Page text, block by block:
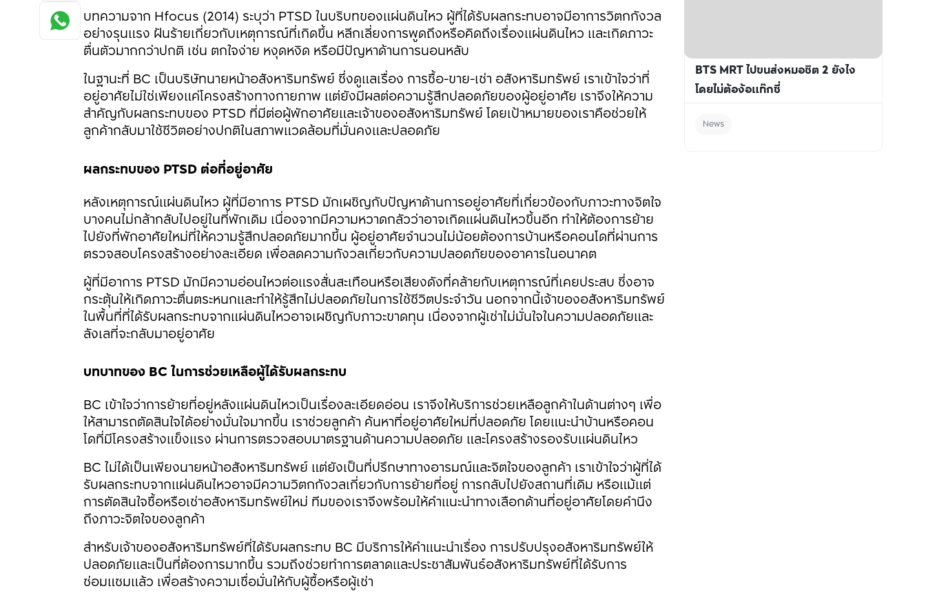
บทความจาก Hfocus (2014) ระบุว่า PTSD ในบริบทของแผ่นดินไหว ผู้ที่ได้รับผลกระทบอาจมีอาการวิตกกังวล
อย่างรุนแรง ฝันร้ายเกี่ยวกับเหตุการณ์ที่เกิดขึ้น หลีกเลี่ยงการพูดถึงหรือคิดถึงเรื่องแผ่นดินไหว และเกิดภาวะ
ตื่นตัวมากกว่าปกติ เช่น ตกใจง่าย หงุดหงิด หรือมีปัญหาด้านการนอนหลับ
ในฐานะที่ BC เป็นบริษัทนายหน้าอสังหาริมทรัพย์ ซึ่งดูแลเรื่อง การซื้อ-ขาย-เช่า อสังหาริมทรัพย์ เราเข้าใจว่าที่
อยู่อาศัยไม่ใช่เพียงแค่โครงสร้างทางกายภาพ แต่ยังมีผลต่อความรู้สึกปลอดภัยของผู้อยู่อาศัย เราจึงให้ความ
สำคัญกับผลกระทบของ PTSD ที่มีต่อผู้พักอาศัยและเจ้าของอสังหาริมทรัพย์ โดยเป้าหมายของเราคือช่วยให้
ลูกค้ากลับมาใช้ชีวิตอย่างปกติในสภาพแวดล้อมที่มั่นคงและปลอดภัย
ผลกระทบของ PTSD ต่อที่อยู่อาศัย
หลังเหตุการณ์แผ่นดินไหว ผู้ที่มีอาการ PTSD มักเผชิญกับปัญหาด้านการอยู่อาศัยที่เกี่ยวข้องกับภาวะทางจิตใจ
บางคนไม่กล้ากลับไปอยู่ในที่พักเดิม เนื่องจากมีความหวาดกลัวว่าอาจเกิดแผ่นดินไหวขึ้นอีก ทำให้ต้องการย้าย
ไปยังที่พักอาศัยใหม่ที่ให้ความรู้สึกปลอดภัยมากขึ้น ผู้อยู่อาศัยจำนวนไม่น้อยต้องการบ้านหรือคอนโดที่ผ่านการ
ตรวจสอบโครงสร้างอย่างละเอียด เพื่อลดความกังวลเกี่ยวกับความปลอดภัยของอาคารในอนาคต
ผู้ที่มีอาการ PTSD มักมีความอ่อนไหวต่อแรงสั่นสะเทือนหรือเสียงดังที่คล้ายกับเหตุการณ์ที่เคยประสบ ซึ่งอาจ
กระตุ้นให้เกิดภาวะตื่นตระหนกและทำให้รู้สึกไม่ปลอดภัยในการใช้ชีวิตประจำวัน นอกจากนี้เจ้าของอสังหาริมทรัพย์
ในพื้นที่ที่ได้รับผลกระทบจากแผ่นดินไหวอาจเผชิญกับภาวะขาดทุน เนื่องจากผู้เช่าไม่มั่นใจในความปลอดภัยและ
ลังเลที่จะกลับมาอยู่อาศัย
บทบาทของ BC ในการช่วยเหลือผู้ได้รับผลกระทบ
BC เข้าใจว่าการย้ายที่อยู่หลังแผ่นดินไหวเป็นเรื่องละเอียดอ่อน เราจึงให้บริการช่วยเหลือลูกค้าในด้านต่างๆ เพื่อ
ให้สามารถตัดสินใจได้อย่างมั่นใจมากขึ้น เราช่วยลูกค้า ค้นหาที่อยู่อาศัยใหม่ที่ปลอดภัย โดยแนะนำบ้านหรือคอน
โดที่มีโครงสร้างแข็งแรง ผ่านการตรวจสอบมาตรฐานด้านความปลอดภัย และโครงสร้างรองรับแผ่นดินไหว
BC ไม่ได้เป็นเพียงนายหน้าอสังหาริมทรัพย์ แต่ยังเป็นที่ปรึกษาทางอารมณ์และจิตใจของลูกค้า เราเข้าใจว่าผู้ที่ได้
รับผลกระทบจากแผ่นดินไหวอาจมีความวิตกกังวลเกี่ยวกับการย้ายที่อยู่ การกลับไปยังสถานที่เดิม หรือแม้แต่
การตัดสินใจซื้อหรือเช่าอสังหาริมทรัพย์ใหม่ ทีมของเราจึงพร้อมให้คำแนะนำทางเลือกด้านที่อยู่อาศัยโดยคำนึง
ถึงภาวะจิตใจของลูกค้า
สำหรับเจ้าของอสังหาริมทรัพย์ที่ได้รับผลกระทบ BC มีบริการให้คำแนะนำเรื่อง การปรับปรุงอสังหาริมทรัพย์ให้
ปลอดภัยและเป็นที่ต้องการมากขึ้น รวมถึงช่วยทำการตลาดและประชาสัมพันธ์อสังหาริมทรัพย์ที่ได้รับการ
ซ่อมแซมแล้ว เพื่อสร้างความเชื่อมั่นให้กับผู้ซื้อหรือผู้เช่า
BTS MRT ไปขนส่งหมอชิต 2 ยังไง
โดยไม่ต้อง้อแท๊กซี่
News